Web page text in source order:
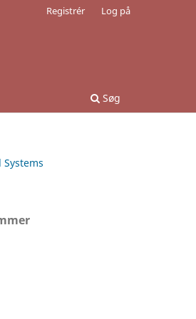
Søg
Registrér Log på
Systems